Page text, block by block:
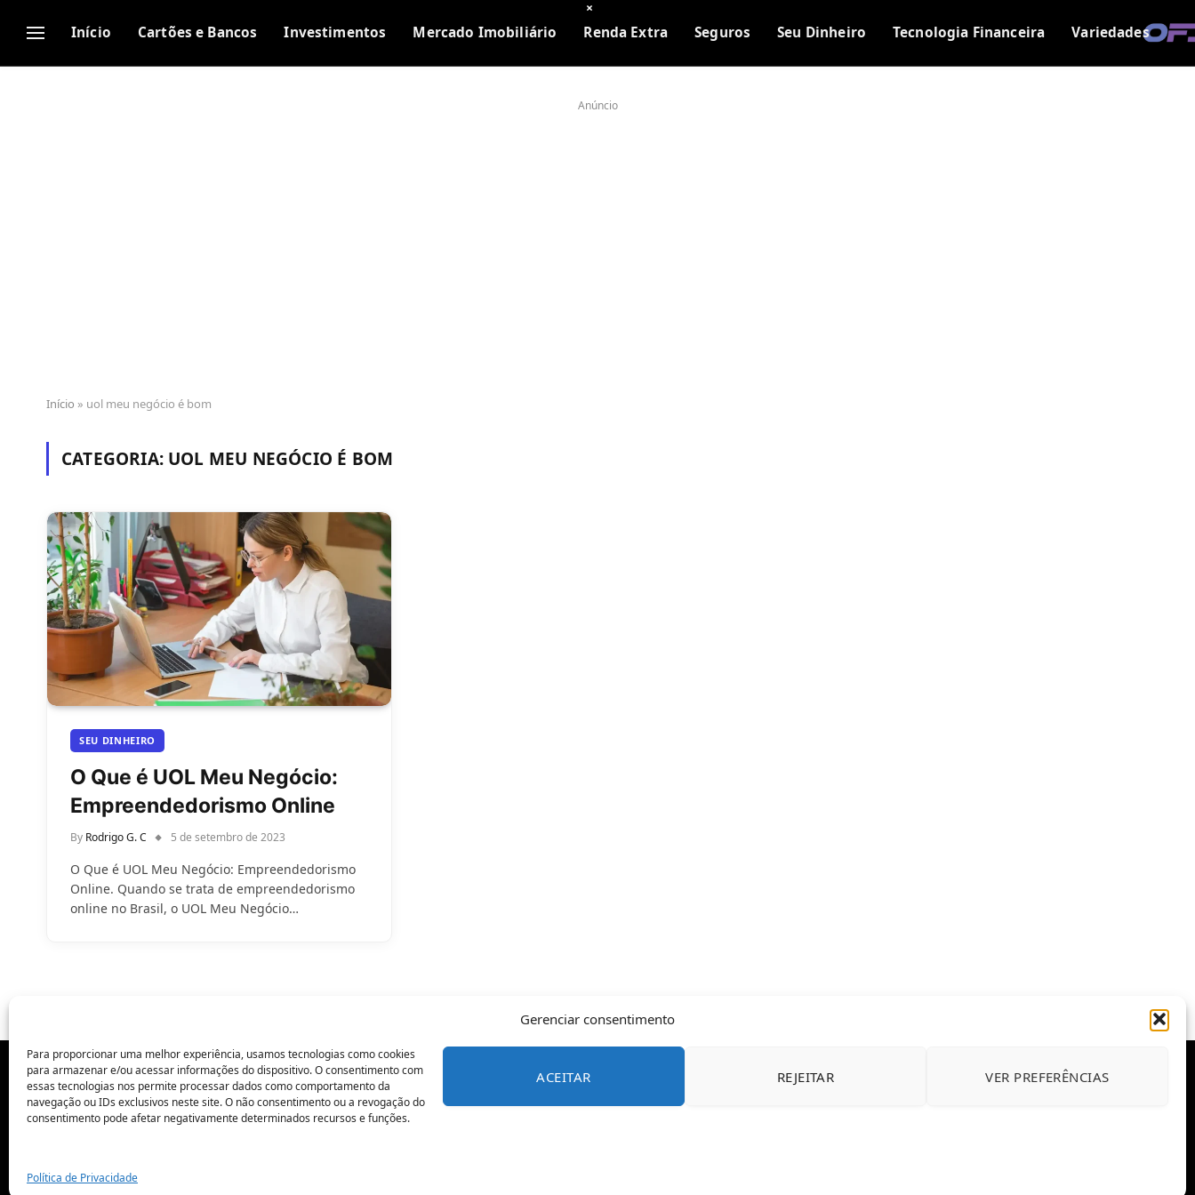
Gerenciar consentimento
Para proporcionar uma melhor experiência, usamos tecnologias como cookies
para armazenar e/ou acessar informações do dispositivo. O consentimento com
essas tecnologias nos permite processar dados como comportamento da
navegação ou IDs exclusivos neste site. O não consentimento ou a revogação do
consentimento pode afetar negativamente determinados recursos e funções.
ACEITAR REJEITAR VER PREFERÊNCIAS
Política de Privacidade
Início Cartões e Bancos Investimentos Mercado Imobiliário Renda Extra Seguros Seu Dinheiro Tecnologia Financeira Variedades
Anúncio
Início » uol meu negócio é bom
CATEGORIA: UOL MEU NEGÓCIO É BOM
SEU DINHEIRO
O Que é UOL Meu Negócio:
Empreendedorismo Online
By Rodrigo G. C 5 de setembro de 2023
O Que é UOL Meu Negócio: Empreendedorismo
Online. Quando se trata de empreendedorismo
online no Brasil, o UOL Meu Negócio…
×
POLÍTICA DE PRIVACIDADE CONTATO SOBRE NÓS